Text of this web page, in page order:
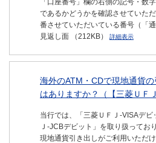
「口座番号」欄の右側の記号・数
であるかどうかを確認させていた
番させていただいている番号（「
見返し面 （212KB）
詳細表示
海外のATM・CDで現地通貨
はありますか？（【三菱ＵＦ
当行では、「三菱ＵＦＪ-VISAデビ
Ｊ-JCBデビット」を取り扱ってお
現地通貨引き出しがご利用いただ